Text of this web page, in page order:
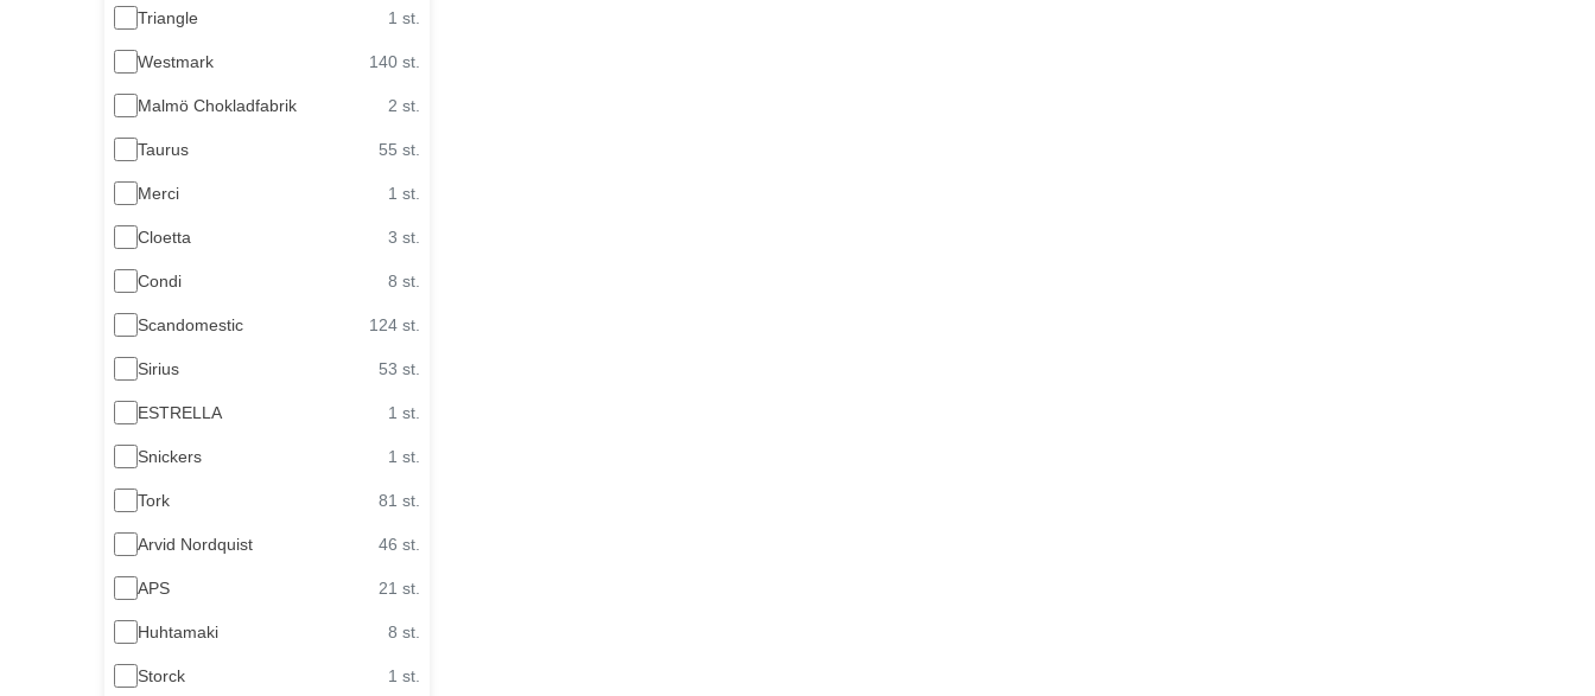
Triangle 1 st.
Westmark 140 st.
Malmö Chokladfabrik 2 st.
Taurus 55 st.
Merci 1 st.
Cloetta 3 st.
Condi 8 st.
Scandomestic 124 st.
Sirius 53 st.
ESTRELLA 1 st.
Snickers 1 st.
Tork 81 st.
Arvid Nordquist 46 st.
APS 21 st.
Huhtamaki 8 st.
Storck 1 st.